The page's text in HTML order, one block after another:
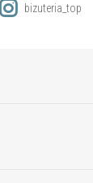
bizuteria_top